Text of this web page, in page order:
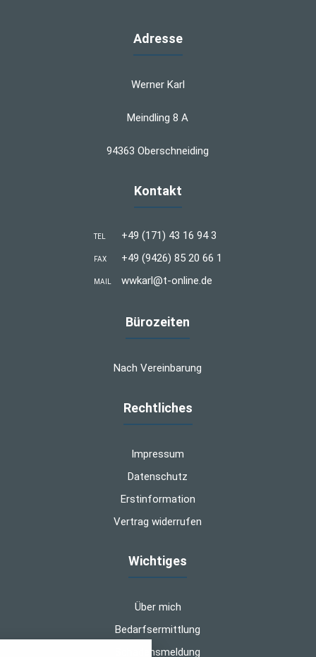
Adresse
Werner Karl
Meindling 8 A
94363 Oberschneiding
Kontakt
TEL +49 (171) 43 16 94 3
FAX +49 (9426) 85 20 66 1
MAIL wwkarl@t-online.de
Bürozeiten
Nach Vereinbarung
Rechtliches
Impressum
Datenschutz
Erstinformation
Vertrag widerrufen
Wichtiges
Über mich
Bedarfsermittlung
Schadensmeldung